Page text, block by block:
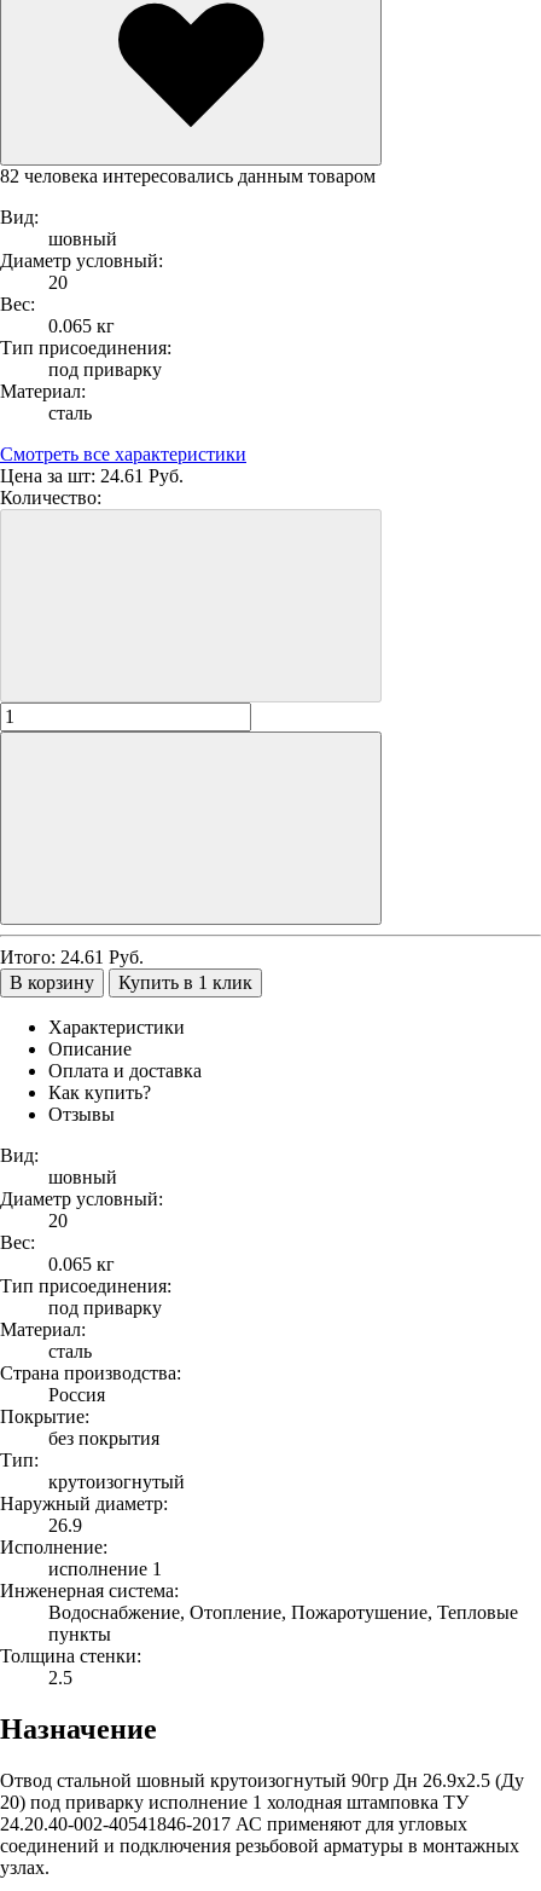
82 человека интересовались данным товаром
Вид:
шовный
Диаметр условный:
20
Вес:
0.065 кг
Тип присоединения:
под приварку
Материал:
сталь
Смотреть все характеристики
Цена за шт: 24.61 Руб.
Количество:
Итого: 24.61 Руб.
В корзину
Купить в 1 клик
Характеристики
Описание
Оплата и доставка
Как купить?
Отзывы
Вид:
шовный
Диаметр условный:
20
Вес:
0.065 кг
Тип присоединения:
под приварку
Материал:
сталь
Страна производства:
Россия
Покрытие:
без покрытия
Тип:
крутоизогнутый
Наружный диаметр:
26.9
Исполнение:
исполнение 1
Инженерная система:
Водоснабжение, Отопление, Пожаротушение, Тепловые
пункты
Толщина стенки:
2.5
Назначение
Отвод стальной шовный крутоизогнутый 90гр Дн 26.9х2.5 (Ду
20) под приварку исполнение 1 холодная штамповка ТУ
24.20.40-002-40541846-2017 АС применяют для угловых
соединений и подключения резьбовой арматуры в монтажных
узлах.